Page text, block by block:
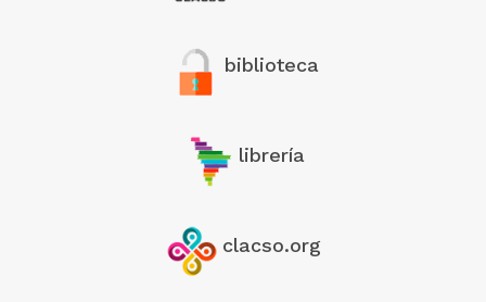
biblioteca
librería
clacso.org